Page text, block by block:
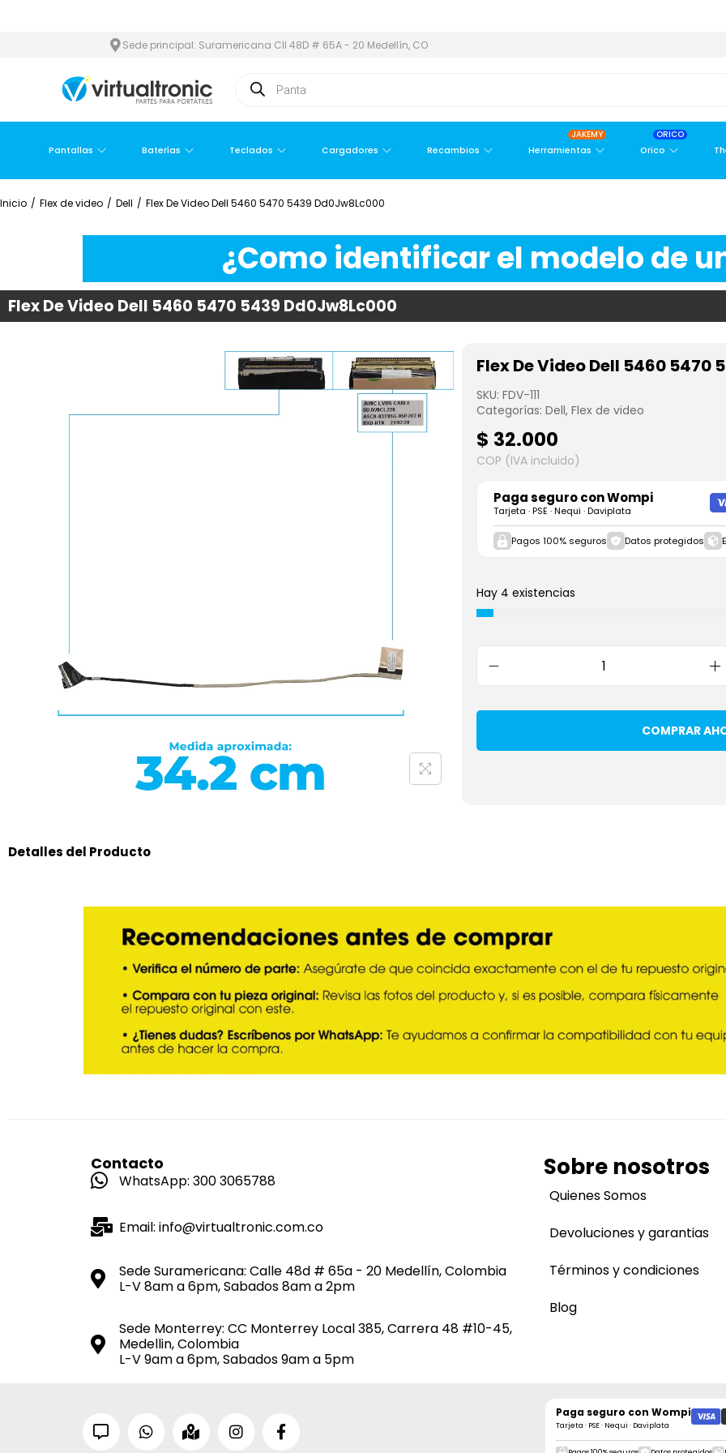
Sede principal: Suramericana Cll 48D # 65A - 20 Medellín, CO
Pantallas Baterías Teclados Cargadores Recambios Herramientas
JAKEMY
Orico
ORICO
Inicio / Flex de video / Dell / Flex De Video Dell 5460 5470 5439 Dd0Jw8Lc000
¿Como identificar el modelo de
Flex De Video Dell 5460 5470 5439 Dd0Jw8Lc000
Flex De Video Dell 5460 5470
SKU: FDV-111
Categorías: Dell, Flex de video
$ 32.000
COP (IVA incluido)
Paga seguro conWompi
Tarjeta · PSE · Nequi · Daviplata
Pagos 100% seguros Datos protegidos
Hay 4 existencias
COMPRAR
Detalles del Producto
Contacto
WhatsApp: 300 3065788
Email: info@virtualtronic.com.co
Sede Suramericana: Calle 48d # 65a - 20 Medellín, Colombia
L-V 8am a 6pm, Sabados 8am a 2pm
Sede Monterrey: CC Monterrey Local 385, Carrera 48 #10-45,
Medellin, Colombia
L-V 9am a 6pm, Sabados 9am a 5pm
Sobre nosotros
Quienes Somos
Devoluciones y garantias
Términos y condiciones
Blog
Paga seguro con Wompi
Tarjeta · PSE · Nequi · Daviplata